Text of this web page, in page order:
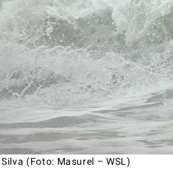
Silva (Foto: Masurel – WSL)